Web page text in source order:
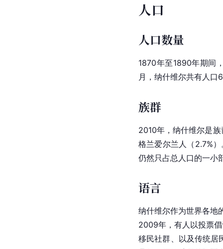
人口
人口数量
1870年至1890年期间
月，纳什维尔共有人口
族群
2010年，纳什维尔是
格兰爱尔兰人（2.7%）
仍然只占总人口的一小
语言
纳什维尔作为世界各地
2009年，有人以投票
移民社群、以及传统居